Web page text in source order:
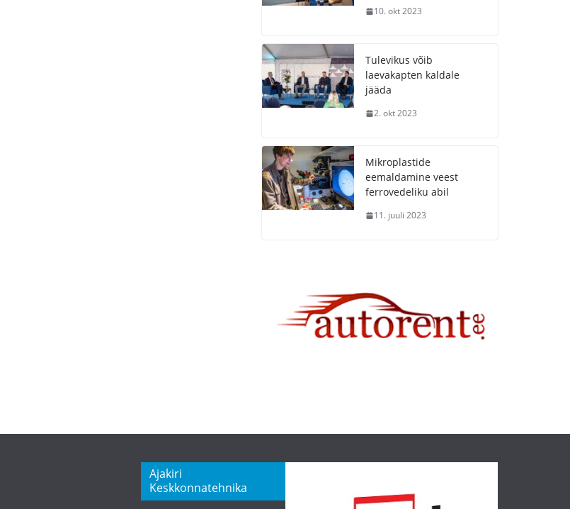
10. okt 2023
Tulevikus võib
laevakapten kaldale
jääda
2. okt 2023
Mikroplastide
eemaldamine veest
ferrovedeliku abil
11. juuli 2023
Ajakiri
Keskkonnatehnika